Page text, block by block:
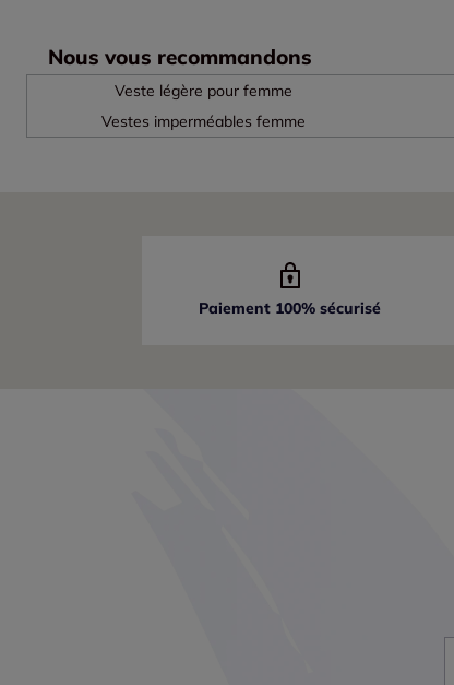
Nous vous recommandons
Veste légère pour femme
Vestes imperméables femme
Paiement 100% sécurisé